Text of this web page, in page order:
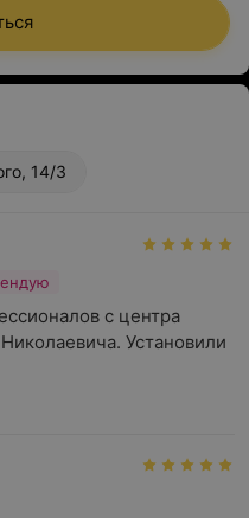
14/3
с центра
Установили